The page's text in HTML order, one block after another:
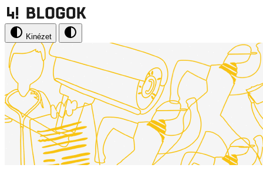
Kinézet